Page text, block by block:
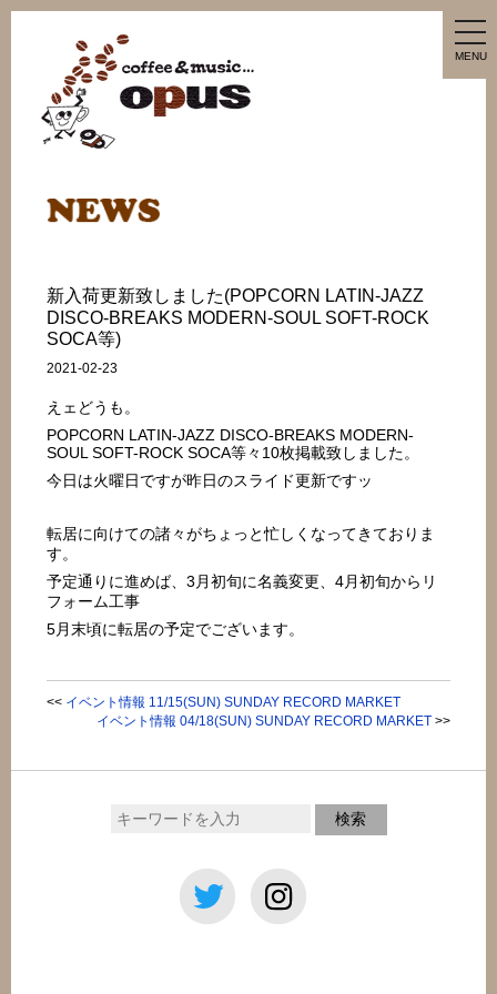
MENU
新入荷更新致しました(POPCORN LATIN-JAZZ
DISCO-BREAKS MODERN-SOUL SOFT-ROCK
SOCA等)
2021-02-23
えェどうも。
POPCORN LATIN-JAZZ DISCO-BREAKS MODERN-
SOUL SOFT-ROCK SOCA等々10枚掲載致しました。
今日は火曜日ですが昨日のスライド更新ですッ
転居に向けての諸々がちょっと忙しくなってきておりま
す。
予定通りに進めば、3月初旬に名義変更、4月初旬からリ
フォーム工事
5月末頃に転居の予定でございます。
<< イベント情報 11/15(SUN) SUNDAY RECORD MARKET
イベント情報 04/18(SUN) SUNDAY RECORD MARKET>>